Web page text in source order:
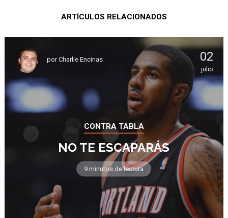
ARTÍCULOS RELACIONADOS
porCharlie Encinas 02
julio
CONTRA TABLA
NO TE ESCAPARÁS
9 minutos de lectura